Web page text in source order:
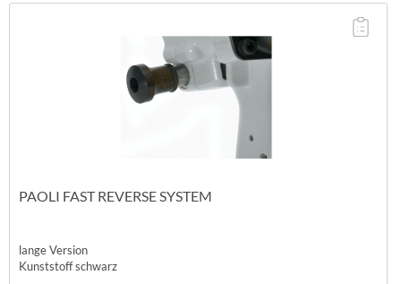
PAOLI FAST REVERSE SYSTEM
lange Version
Kunststoff schwarz